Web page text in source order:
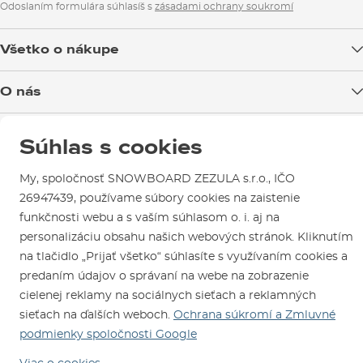
Odoslaním formulára súhlasíš s zásadami ochrany soukromí
Všetko o nákupe
Reklamácie
Návody na použitie a údržbu
O nás
Test the Best
SNOWBOARD ZEZULA Team
Ako si vybrať vybavenie
Parkovanie
Požičovňa
Sme overený e-shop.
Naši spokojní zákazníci nám udelili
CertifikátOverené zákazníkmi.
Súhlas s cookies
My, spoločnosť SNOWBOARD ZEZULA s.r.o., IČO
26947439, používame súbory cookies na zaistenie
funkčnosti webu a s vaším súhlasom o. i. aj na
personalizáciu obsahu našich webových stránok. Kliknutím
na tlačidlo „Prijať všetko“ súhlasíte s využívaním cookies a
predaním údajov o správaní na webe na zobrazenie
cielenej reklamy na sociálnych sieťach a reklamných
sieťach na ďalších weboch. Ochrana súkromí a Zmluvné
podmienky spoločnosti Google